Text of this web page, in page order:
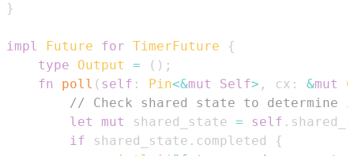
}
impl Future for TimerFuture
{
type
Output = ( ) ;
fn
poll ( self : Pin<&mut Self> , cx : &mut
// Check shared state to determine
let
mut shared_state = self .
if shared_state . completed
{